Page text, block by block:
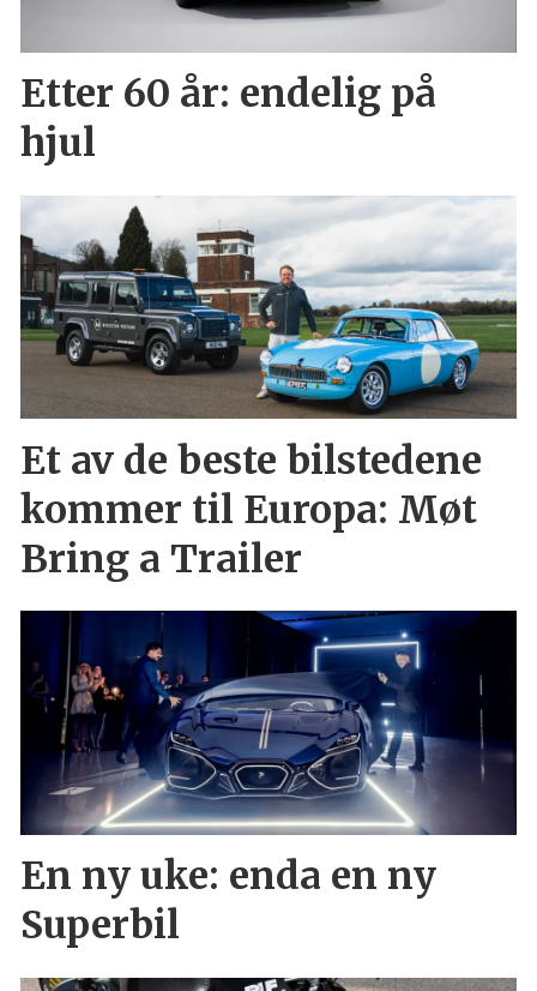
Etter 60 år: endelig på
hjul
Et av de beste bilstedene
kommer til Europa: Møt
Bring a Trailer
En ny uke: enda en ny
Superbil